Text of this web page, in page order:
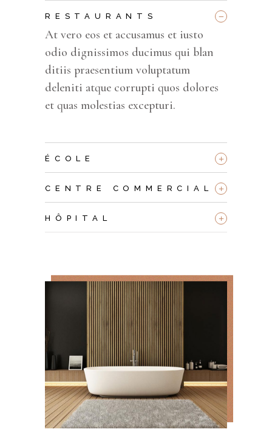
RESTAURANTS _
At vero eos et accusamus et iusto
odio dignissimos ducimus qui blan
ditiis praesentium voluptatum
deleniti atque corrupti quos dolores
et quas molestias excepturi.
ÉCOLE +
CENTRE COMMERCIAL +
HÔPITAL +